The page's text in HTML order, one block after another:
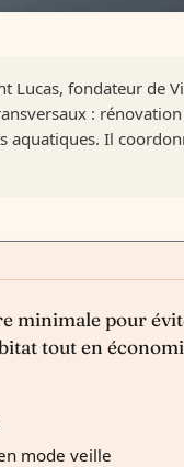
Lucas, fondateur de
:
aquatiques. Il
minimale pour
tout en
mode veille